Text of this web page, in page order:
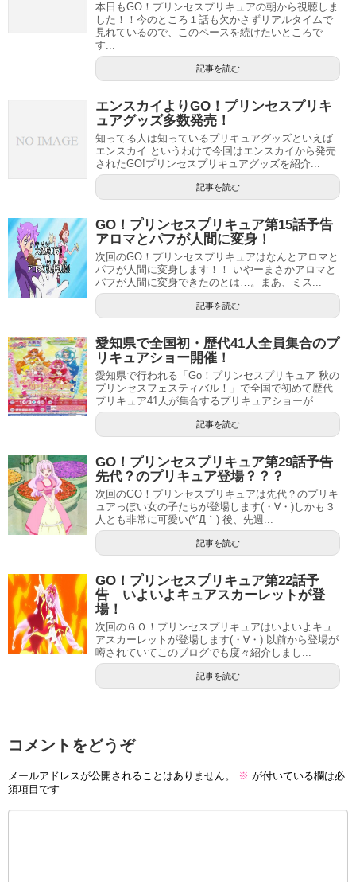
本日もGO！プリンセスプリキュアの朝から視聴しま
した！！今のところ１話も欠かさずリアルタイムで
見れているので、このペースを続けたいところで
す...
記事を読む
エンスカイよりGO！プリンセスプリキ
ュアグッズ多数発売！
知ってる人は知っているプリキュアグッズといえば
エンスカイ というわけで今回はエンスカイから発売
されたGO!プリンセスプリキュアグッズを紹介...
記事を読む
GO！プリンセスプリキュア第15話予告
アロマとパフが人間に変身！
次回のGO！プリンセスプリキュアはなんとアロマと
パフが人間に変身します！！ いやーまさかアロマと
パフが人間に変身できたのとは…。まあ、ミス...
記事を読む
愛知県で全国初・歴代41人全員集合のプ
リキュアショー開催！
愛知県で行われる「Go！プリンセスプリキュア 秋の
プリンセスフェスティバル！」で全国で初めて歴代
プリキュア41人が集合するプリキュアショーが...
記事を読む
GO！プリンセスプリキュア第29話予告
先代？のプリキュア登場？？？
次回のGO！プリンセスプリキュアは先代？のプリキ
ュアっぽい女の子たちが登場します(・∀・)しかも３
人とも非常に可愛い(*´Д｀) 後、先週...
記事を読む
GO！プリンセスプリキュア第22話予
告 いよいよキュアスカーレットが登
場！
次回のＧＯ！プリンセスプリキュアはいよいよキュ
アスカーレットが登場します(・∀・) 以前から登場が
噂されていてこのブログでも度々紹介しまし...
記事を読む
コメントをどうぞ
メールアドレスが公開されることはありません。 ※ が付いている欄は必
須項目です